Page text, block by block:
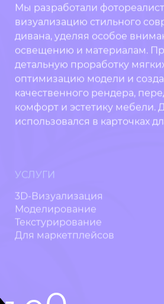
TELEGRAM
TELEGRAM
TWITTER / X
TWITTER / X
WECHAT
WECHAT
Мы разработали
визуализацию стильного
дивана, уделяя особое
освещению и материалам.
детальную проработку
оптимизацию модели и
качественного рендера,
комфорт и эстетику мебели.
использовался в карточках
УСЛУГИ
3D-Визуализация
Моделирование
Текстурирование
Для маркетплейсов